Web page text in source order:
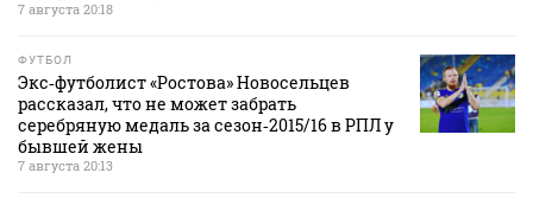
7 августа 20:18
ФУТБОЛ
Экс‑футболист «Ростова» Новосельцев
рассказал, что не может забрать
серебряную медаль за сезон‑2015/16 в РПЛ у
бывшей жены
7 августа 20:13